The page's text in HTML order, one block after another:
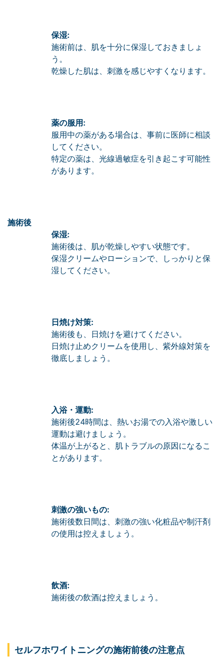
保湿:
施術前は、肌を十分に保湿しておきましょ
う。
乾燥した肌は、刺激を感じやすくなります。
薬の服用:
服用中の薬がある場合は、事前に医師に相談
してください。
特定の薬は、光線過敏症を引き起こす可能性
があります。
施術後
保湿:
施術後は、肌が乾燥しやすい状態です。
保湿クリームやローションで、しっかりと保
湿してください。
日焼け対策:
施術後も、日焼けを避けてください。
日焼け止めクリームを使用し、紫外線対策を
徹底しましょう。
入浴・運動:
施術後24時間は、熱いお湯での入浴や激しい
運動は避けましょう。
体温が上がると、肌トラブルの原因になるこ
とがあります。
刺激の強いもの:
施術後数日間は、刺激の強い化粧品や制汗剤
の使用は控えましょう。
飲酒:
施術後の飲酒は控えましょう。
セルフホワイトニングの施術前後の注意点